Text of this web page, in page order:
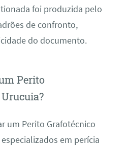
foi produzida pelo
de confronto,
do documento.
Perito
um Perito Grafotécnico
em perícia